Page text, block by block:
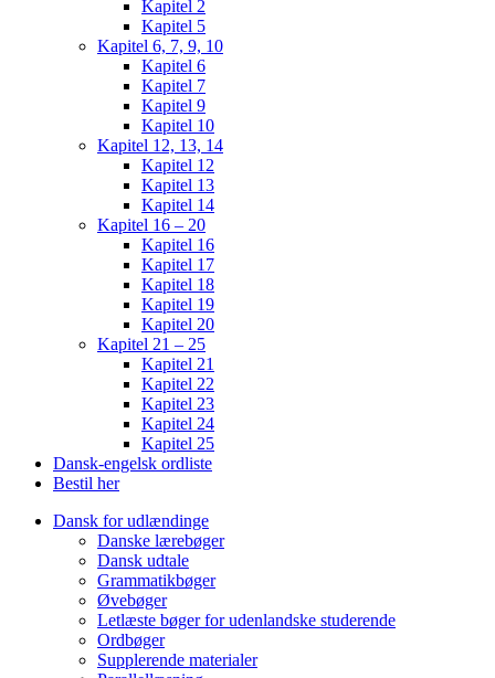
Kapitel 2
Kapitel 5
Kapitel 6, 7, 9, 10
Kapitel 6
Kapitel 7
Kapitel 9
Kapitel 10
Kapitel 12, 13, 14
Kapitel 12
Kapitel 13
Kapitel 14
Kapitel 16 – 20
Kapitel 16
Kapitel 17
Kapitel 18
Kapitel 19
Kapitel 20
Kapitel 21 – 25
Kapitel 21
Kapitel 22
Kapitel 23
Kapitel 24
Kapitel 25
Dansk-engelsk ordliste
Bestil her
Dansk for udlændinge
Danske lærebøger
Dansk udtale
Grammatikbøger
Øvebøger
Letlæste bøger for udenlandske studerende
Ordbøger
Supplerende materialer